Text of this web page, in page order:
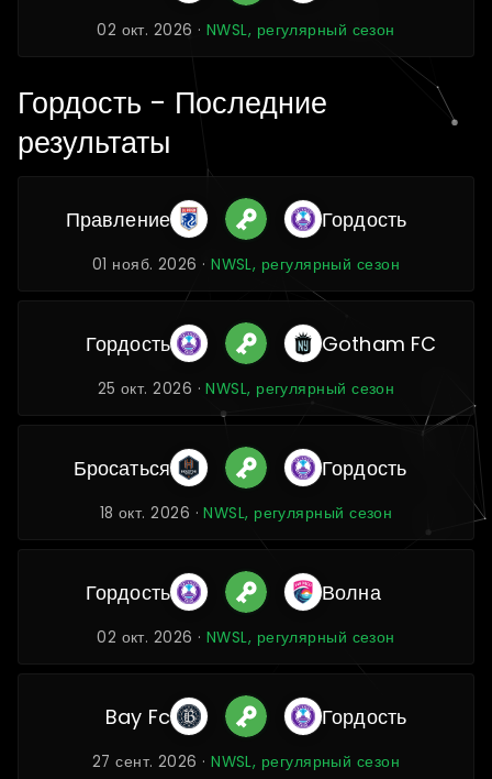
02 окт. 2026 · NWSL, регулярный сезон
Гордость - Последние
результаты
Правление Гордость
01 нояб. 2026 ·NWSL, регулярный сезон
Гордость Gotham FC
25 окт. 2026 ·NWSL, регулярный сезон
Бросаться Гордость
18 окт. 2026 ·NWSL, регулярный сезон
Гордость Волна
02 окт. 2026 · NWSL, регулярный сезон
Bay Fc Гордость
27 сент. 2026 ·NWSL, регулярный сезон